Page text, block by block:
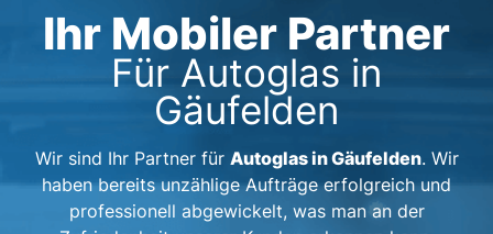
Ihr Mobiler Partner
Für Autoglas in
Gäufelden
Wir sind Ihr Partner für Autoglas in Gäufelden. Wir
haben bereits unzählige Aufträge erfolgreich und
professionell abgewickelt, was man an der